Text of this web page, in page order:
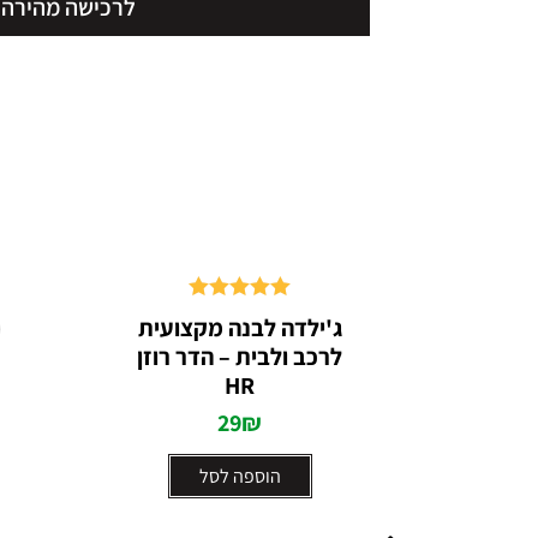
לרכישה מהירה
ג'ילדה לבנה מקצועית
לרכב ולבית – הדר רוזן
HR
29₪
הוספה לסל
דורג
מתוך 5